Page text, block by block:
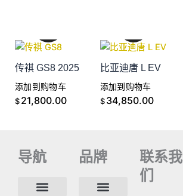
传祺 GS8 2025
$ 21,800.00
添加到购物车
比亚迪唐 L EV
$ 34,850.00
添加到购物车
导航 品牌
联系我
们